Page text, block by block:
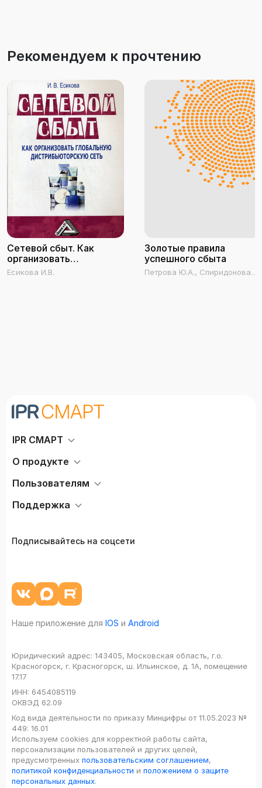
Рекомендуем к прочтению
Сетевой сбыт. Как
организовать
глобальную
Есикова И.В.
Золотые правила
успешного сбыта
Петрова Ю.А., Спиридонова
IPR СМАРТ
О продукте
Пользователям
Поддержка
Подписывайтесь на соцсети
Наше приложение для IOS и Android
Юридический адрес: 143405, Московская область, г.о.
Красногорск, г. Красногорск, ш. Ильинское, д. 1А, помещение
17.17
ИНН: 6454085119
ОКВЭД 62.09
Код вида деятельности по приказу Минцифры от 11.05.2023 №
449: 16.01
Используем cookies для корректной работы сайта,
персонализации пользователей и других целей,
предусмотренных пользовательским соглашением,
политикой конфиденциальности и положением о защите
персональных данных.